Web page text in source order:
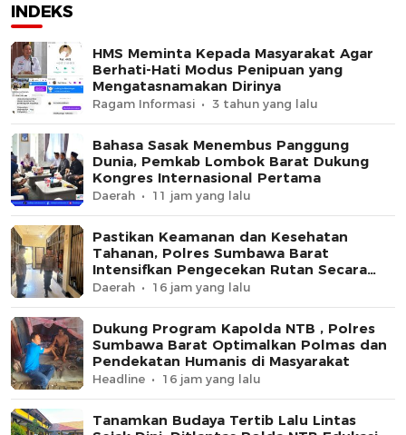
INDEKS
HMS Meminta Kepada Masyarakat Agar
Berhati-Hati Modus Penipuan yang
Mengatasnamakan Dirinya
Ragam Informasi 3 tahun yang lalu
Bahasa Sasak Menembus Panggung
Dunia, Pemkab Lombok Barat Dukung
Kongres Internasional Pertama
Daerah 11 jam yang lalu
Pastikan Keamanan dan Kesehatan
Tahanan, Polres Sumbawa Barat
Intensifkan Pengecekan Rutan Secara
Berkala
Daerah 16 jam yang lalu
Dukung Program Kapolda NTB , Polres
Sumbawa Barat Optimalkan Polmas dan
Pendekatan Humanis di Masyarakat
Headline 16 jam yang lalu
Tanamkan Budaya Tertib Lalu Lintas